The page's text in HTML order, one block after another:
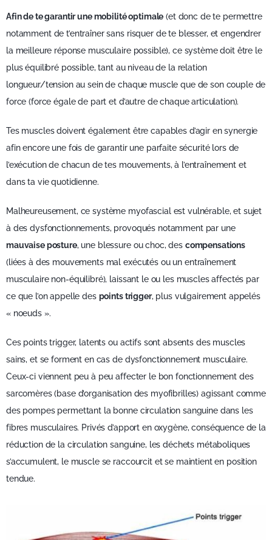
Afin de te garantir une mobilité optimale (et donc de te permettre
notamment de t’entraîner sans risquer de te blesser, et engendrer
la meilleure réponse musculaire possible), ce système doit être le
plus équilibré possible, tant au niveau de la relation
longueur/tension au sein de chaque muscle que de son couple de
force (force égale de part et d’autre de chaque articulation).
Tes muscles doivent également être capables d’agir en synergie
afin encore une fois de garantir une parfaite sécurité lors de
l’exécution de chacun de tes mouvements, à l’entraînement et
dans ta vie quotidienne.
Malheureusement, ce système myofascial est vulnérable, et sujet
à des dysfonctionnements, provoqués notamment par une
mauvaise posture, une blessure ou choc, des compensations
(liées à des mouvements mal exécutés ou un entraînement
musculaire non-équilibré), laissant le ou les muscles affectés par
ce que l’on appelle des points trigger, plus vulgairement appelés
« noeuds ».
Ces points trigger, latents ou actifs sont absents des muscles
sains, et se forment en cas de dysfonctionnement musculaire.
Ceux-ci viennent peu à peu affecter le bon fonctionnement des
sarcomères (base d’organisation des myofibrilles) agissant comme
des pompes permettant la bonne circulation sanguine dans les
fibres musculaires. Privés d’apport en oxygène, conséquence de la
réduction de la circulation sanguine, les déchets métaboliques
s’accumulent, le muscle se raccourcit et se maintient en position
tendue.